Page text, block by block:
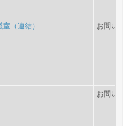
（連結） お問い合
お問い合